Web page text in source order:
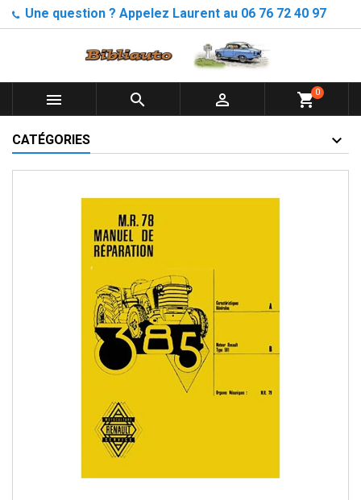
Une question ? Appelez Laurent au 06 76 72 40 97
   shopping_cart0
CATÉGORIES